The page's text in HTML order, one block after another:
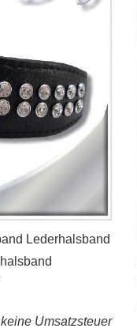
Lederhalsband
Umsatzsteuer